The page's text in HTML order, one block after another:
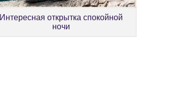
Интересная открытка спокойной
ночи